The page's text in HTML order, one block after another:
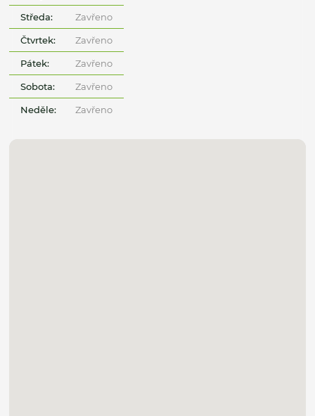
Středa: Zavřeno
Čtvrtek: Zavřeno
Pátek: Zavřeno
Sobota: Zavřeno
Neděle: Zavřeno